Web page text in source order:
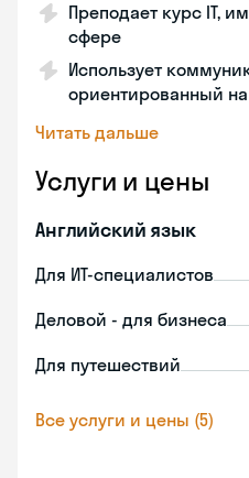
Преподает курс IT,
сфере
Использует
ориентированный
Читать дальше
Услуги и цены
Английский язык
Для ИТ-специалистов
Деловой - для бизнеса
Для путешествий
Все услуги и цены (5)